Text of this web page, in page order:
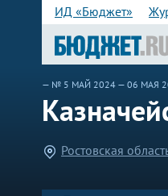
ИД «Бюджет»
— № 5 МАЙ 2024 — 06 МАЯ
Ростовская